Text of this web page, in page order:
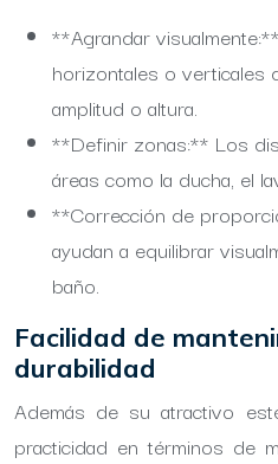
**Agrandar
horizontales o verticales
amplitud o altura.
**Definir zonas:** Los
áreas como la ducha, el
**Corrección de
ayudan a equilibrar
baño.
Facilidad de
durabilidad
Además de su atractivo
practicidad en términos de